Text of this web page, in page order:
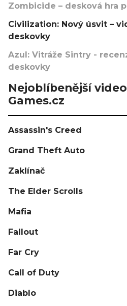
Zombicide – desková hra
Civilization: Nový úsvit –
deskovky
Azul: Vitráže Sintry -
deskovky
Nejoblíbenější
Games.cz
Assassin's Creed
Grand Theft Auto
Zaklínač
The Elder Scrolls
Mafia
Fallout
Far Cry
Call of Duty
Diablo